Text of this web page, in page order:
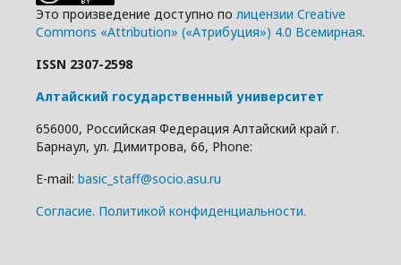
Это произведение доступно по лицензии Creative
Commons «Attribution» («Атрибуция») 4.0 Всемирная.
ISSN 2307-2598
Алтайский государственный университет
656000, Российская Федерация Алтайский край г.
Барнаул, ул. Димитрова, 66, Phone:
E-mail: basic_staff@socio.asu.ru
Cогласие. Политикой конфиденциальности.